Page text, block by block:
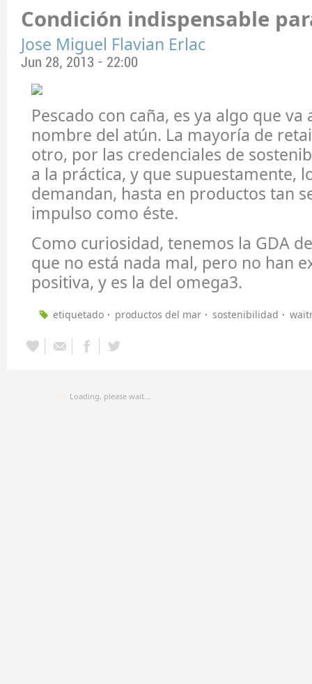
Condición indispensable
Jose Miguel Flavian Erlac
Jun 28, 2013 - 22:00
Pescado con caña, es ya algo que va
nombre del atún. La mayoría de
otro, por las credenciales de
a la práctica, y que supuestamente,
demandan, hasta en productos tan
impulso como éste.
Como curiosidad, tenemos la GDA
que no está nada mal, pero no han
positiva, y es la del omega3.
etiquetado productos del mar sostenibilidad
Loading, please wait...